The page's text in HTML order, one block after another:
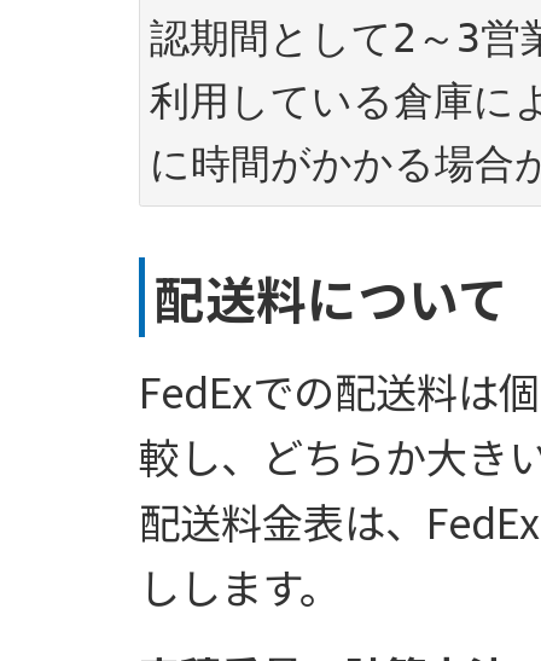
認期間として2～3営
利用している倉庫に
に時間がかかる場合
配送料について
FedExでの配送料は
較し、どちらか大き
配送料金表は、
しします。